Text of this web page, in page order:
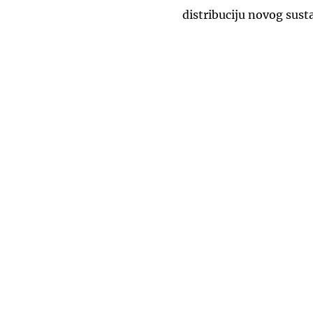
distribuciju novog